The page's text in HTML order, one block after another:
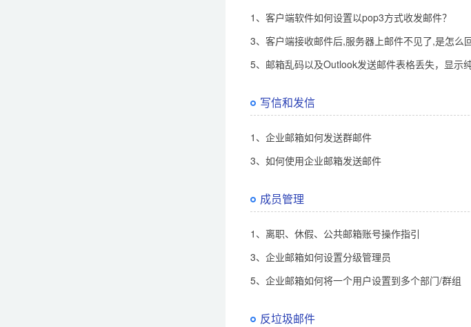
1、客户端软件如何设置以pop3方式收发邮件？
3、客户端接收邮件后,服务器上邮件不见了,是怎么
5、邮箱乱码以及Outlook发送邮件表格丢失，显示
写信和发信
1、企业邮箱如何发送群邮件
3、如何使用企业邮箱发送邮件
成员管理
1、离职、休假、公共邮箱账号操作指引
3、企业邮箱如何设置分级管理员
5、企业邮箱如何将一个用户设置到多个部门/群组
反垃圾邮件